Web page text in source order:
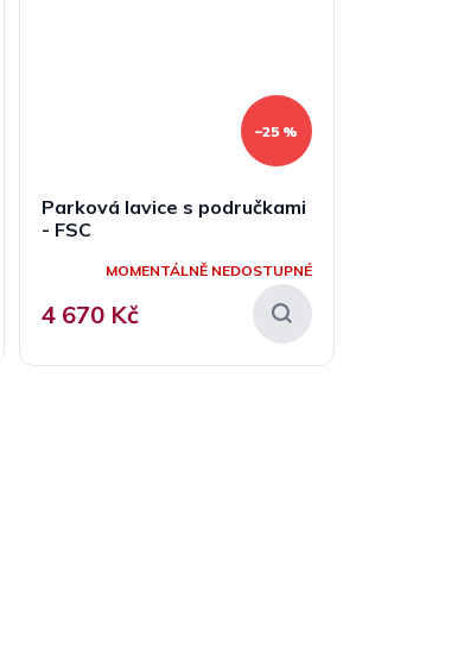
–25 %
Parková lavice s područkami
- FSC
MOMENTÁLNĚ NEDOSTUPNÉ
4 670 Kč